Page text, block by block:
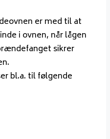
er med til at
i ovnen, når lågen
sikrer
bl.a. til følgende